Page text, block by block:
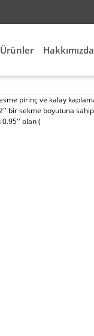
Ürünler Hakkımızda